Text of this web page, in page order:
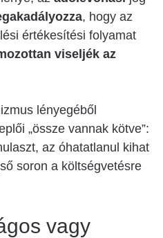
, hogy az
értékesítési folyamat
viseljék az
lényegéből
„össze vannak kötve”:
az óhatatlanul kihat
soron a költségvetésre
vagy